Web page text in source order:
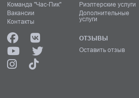
Команда "Час-Пик"
Вакансии
Контакты
Риэлтерские услуги
Дополнительные
услуги
ОТЗЫВЫ
Оставить отзыв